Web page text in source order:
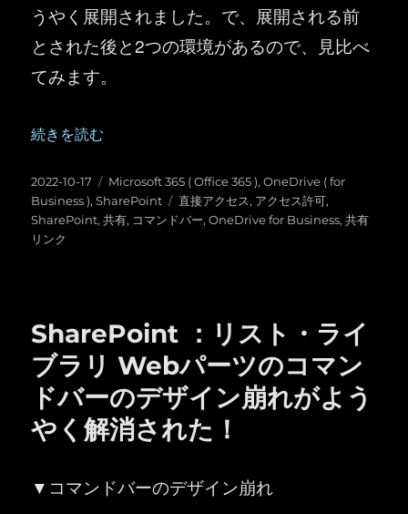
うやく展開されました。で、展開される前
とされた後と2つの環境があるので、見比べ
てみます。
“OneDrive for Business ／ SharePoint ：コマンドバーの
続きを読む
投
稿
日:
2022-10-17
カ
テ
ゴ
Microsoft 365 ( Office 365 ),OneDrive ( for
Business ),SharePoint
タ
グ
直接アクセス, アクセス許可,
SharePoint,共有, コマンドバー,OneDrive for Business,共有
リンク
SharePoint ：リスト・ライ
ブラリ Webパーツのコマン
ドバーのデザイン崩れがよう
やく解消された！
▼コマンドバーのデザイン崩れ